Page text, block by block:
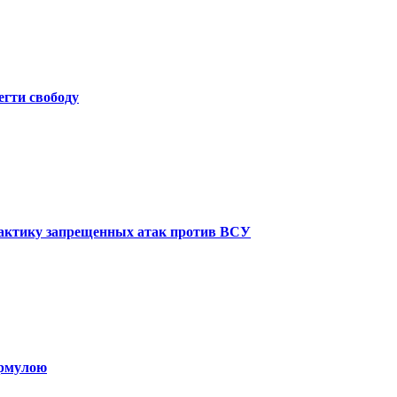
свободу
запрещенных атак против ВСУ